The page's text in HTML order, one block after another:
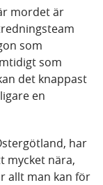
mordet är
som
som
det knappast
en
har
mycket nära,
allt man kan för